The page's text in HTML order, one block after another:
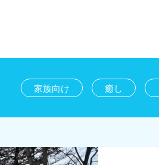
家族向け 癒し